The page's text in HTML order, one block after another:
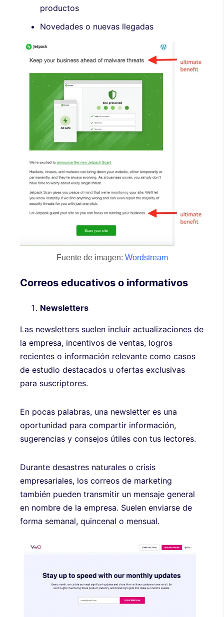
productos
Novedades o nuevas llegadas
Fuente de imagen: Wordstream
Correos educativos o informativos
Newsletters
Las newsletters suelen incluir actualizaciones de
la empresa, incentivos de ventas, logros
recientes o información relevante como casos
de estudio destacados u ofertas exclusivas
para suscriptores.
En pocas palabras, una newsletter es una
oportunidad para compartir información,
sugerencias y consejos útiles con tus lectores.
Durante desastres naturales o crisis
empresariales, los correos de marketing
también pueden transmitir un mensaje general
en nombre de la empresa. Suelen enviarse de
forma semanal, quincenal o mensual.